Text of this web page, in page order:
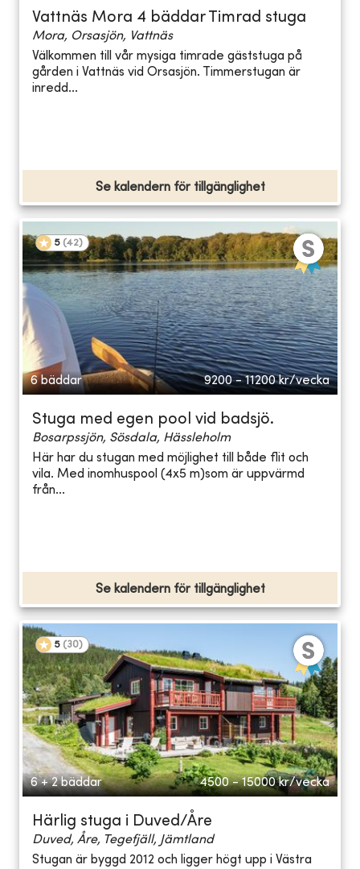
Vattnäs Mora 4 bäddar Timrad stuga
Mora, Orsasjön, Vattnäs
Välkommen till vår mysiga timrade gäststuga på
gården i Vattnäs vid Orsasjön. Timmerstugan är
inredd...
Se kalendern för tillgänglighet
5 (42)
6 bäddar 9200 - 11200 kr/vecka
Stuga med egen pool vid badsjö.
Bosarpssjön, Sösdala, Hässleholm
Här har du stugan med möjlighet till både flit och
vila. Med inomhuspool (4x5 m)som är uppvärmd
från...
Se kalendern för tillgänglighet
5 (30)
6 + 2 bäddar 4500 - 15000 kr/vecka
Härlig stuga i Duved/Åre
Duved, Åre, Tegefjäll, Jämtland
Stugan är byggd 2012 och ligger högt upp i Västra